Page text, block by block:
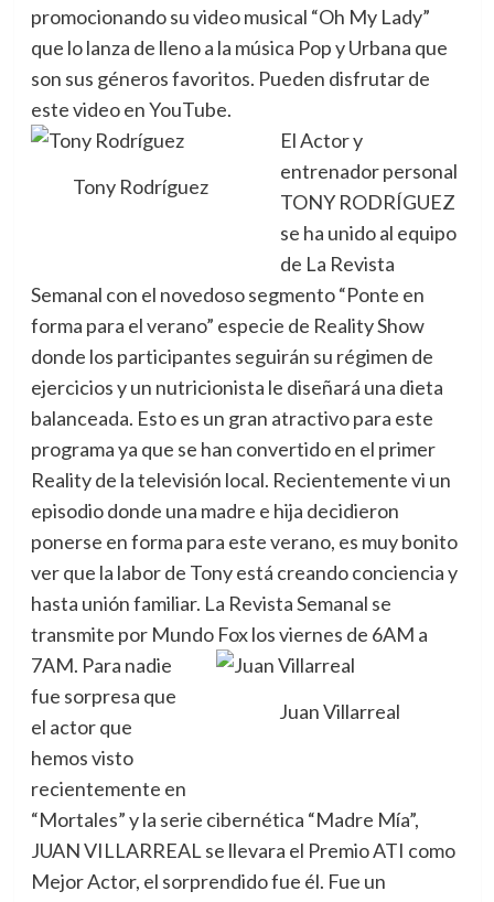
promocionando su video musical “Oh My Lady”
que lo lanza de lleno a la música Pop y Urbana que
son sus géneros favoritos. Pueden disfrutar de
este video en YouTube.
Tony Rodríguez
El Actor y
entrenador personal
TONY RODRÍGUEZ
se ha unido al equipo
de La Revista
Semanal con el novedoso segmento “Ponte en
forma para el verano” especie de Reality Show
donde los participantes seguirán su régimen de
ejercicios y un nutricionista le diseñará una dieta
balanceada. Esto es un gran atractivo para este
programa ya que se han convertido en el primer
Reality de la televisión local. Recientemente vi un
episodio donde una madre e hija decidieron
ponerse en forma para este verano, es muy bonito
ver que la labor de Tony está creando conciencia y
hasta unión familiar. La Revista Semanal se
transmite por Mundo Fox los viernes de 6AM a
7AM.
Juan Villarreal
Para nadie
fue sorpresa que
el actor que
hemos visto
recientemente en
“Mortales” y la serie cibernética “Madre Mía”,
JUAN VILLARREAL se llevara el Premio ATI como
Mejor Actor, el sorprendido fue él. Fue un